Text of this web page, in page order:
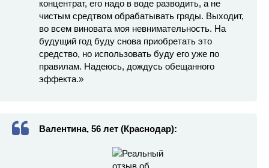
концентрат, его надо в воде разводить, а не
чистым средтвом обрабатывать гряды. Выходит,
во всем виновата моя невнимательность. На
будущий год буду снова приобретать это
средство, но использовать буду его уже по
правилам. Надеюсь, дождусь обещанного
эффекта.»
Валентина, 56 лет (Краснодар):